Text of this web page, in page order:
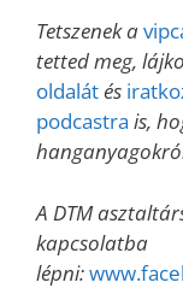
Tetszenek a
tetted meg,
oldalátés
podcastra is,
A DTM
kapcsolatba
lépni: